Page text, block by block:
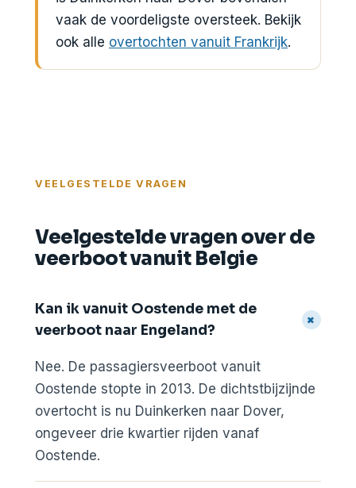
vaak de voordeligste oversteek. Bekijk
ook alle overtochten vanuit Frankrijk.
VEELGESTELDE VRAGEN
Veelgestelde vragen over de
veerboot vanuit Belgie
Kan ik vanuit Oostende met de
veerboot naar Engeland?
+
Nee. De passagiersveerboot vanuit
Oostende stopte in 2013. De dichtstbijzijnde
overtocht is nu Duinkerken naar Dover,
ongeveer drie kwartier rijden vanaf
Oostende.